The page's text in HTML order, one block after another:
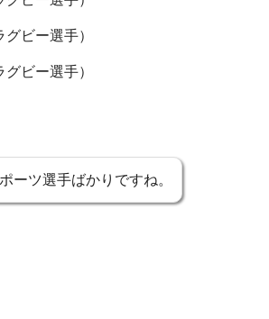
グビー選手）
グビー選手）
ーツ選手ばかりですね。